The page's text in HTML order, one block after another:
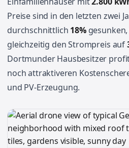
Preise sind in den letzten zwei
durchschnittlich 18%gesunken,
gleichzeitig den Strompreis auf
Dortmunder Hausbesitzer
noch attraktiveren
und PV-Erzeugung.